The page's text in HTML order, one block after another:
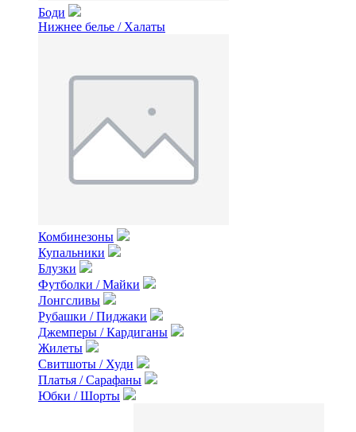
Боди
Нижнее белье / Халаты
Комбинезоны
Купальники
Блузки
Футболки / Майки
Лонгсливы
Рубашки / Пиджаки
Джемперы / Кардиганы
Жилеты
Свитшоты / Худи
Платья / Сарафаны
Юбки / Шорты